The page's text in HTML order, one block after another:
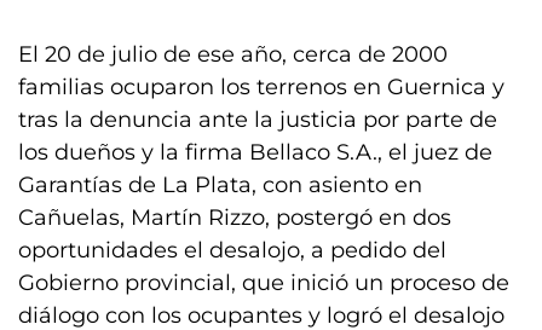
El 20 de julio de ese año, cerca de 2000
familias ocuparon los terrenos en Guernica y
tras la denuncia ante la justicia por parte de
los dueños y la firma Bellaco S.A., el juez de
Garantías de La Plata, con asiento en
Cañuelas, Martín Rizzo, postergó en dos
oportunidades el desalojo, a pedido del
Gobierno provincial, que inició un proceso de
diálogo con los ocupantes y logró el desalojo